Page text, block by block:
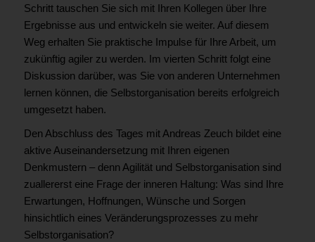
Schritt tauschen Sie sich mit Ihren Kollegen über Ihre
Ergebnisse aus und entwickeln sie weiter. Auf diesem
Weg erhalten Sie praktische Impulse für Ihre Arbeit, um
zukünftig agiler zu werden. Im vierten Schritt folgt eine
Diskussion darüber, was Sie von anderen Unternehmen
lernen können, die Selbstorganisation bereits erfolgreich
umgesetzt haben.
Den Abschluss des Tages mit Andreas Zeuch bildet eine
aktive Auseinandersetzung mit Ihren eigenen
Denkmustern – denn Agilität und Selbstorganisation sind
zuallererst eine Frage der inneren Haltung: Was sind Ihre
Erwartungen, Hoffnungen, Wünsche und Sorgen
hinsichtlich eines Veränderungsprozesses zu mehr
Selbstorganisation?